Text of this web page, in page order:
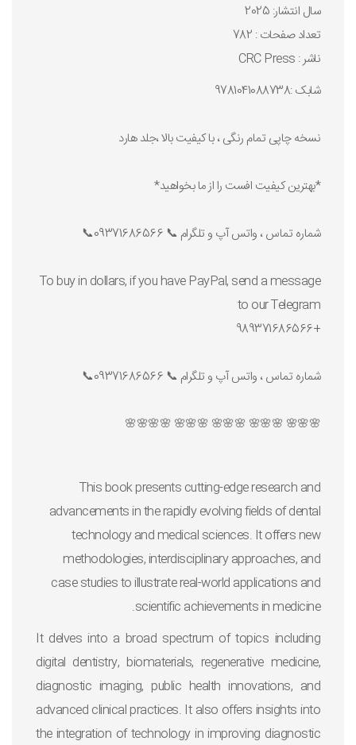
سال انتشار: 2025
تعداد صفحات : 782
ناشر : CRC Press
شابک :9781041088738
نسخه چاپی تمام رنگی ، با کیفیت بالا ،جلد هارد
*بهترین کیفیت افست را از ما بخواهید*
شماره تماس ، واتس آپ و تلگرام 📞 09371686566📞
To buy in dollars, if you have PayPal, send a message
to our Telegram
+989371686566
شماره تماس ، واتس آپ و تلگرام 📞 09371686566📞
🌸🌸🌸 🌸🌸🌸 🌸🌸🌸 🌸🌸🌸 🌸🌸🌸🌸
This book presents cutting-edge research and
advancements in the rapidly evolving fields of dental
technology and medical sciences. It offers new
methodologies, interdisciplinary approaches, and
case studies to illustrate real-world applications and
scientific achievements in medicine.
It delves into a broad spectrum of topics including
digital dentistry, biomaterials, regenerative medicine,
diagnostic imaging, public health innovations, and
advanced clinical practices. It also offers insights into
the integration of technology in improving diagnostic